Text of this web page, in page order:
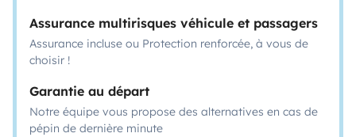
Assurance multirisques véhicule et passagers
Assurance incluse ou Protection renforcée, à vous de
choisir !
Garantie au départ
Notre équipe vous propose des alternatives en cas de
pépin de dernière minute